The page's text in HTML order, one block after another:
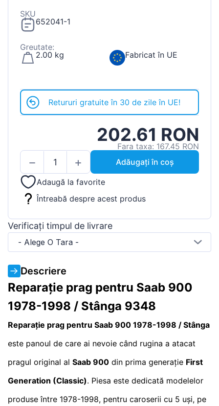
SKU
652041-1
Greutate:
2.00 kg
Fabricat în UE
Retururi gratuite în 30 de zile în UE!
202.61 RON
Fara taxa: 167.45 RON
Adăugați în coș
Adaugă la favorite
Întreabă despre acest produs
Verificați timpul de livrare
- Alege O Tara -
Descriere
Reparație prag pentru Saab 900
1978-1998 / Stânga 9348
Reparație prag pentru Saab 900 1978-1998 / Stânga
este panoul de care ai nevoie când rugina a atacat
pragul original al Saab 900 din prima generație First
Generation (Classic). Piesa este dedicată modelelor
produse între 1978-1998, pentru caroserii cu 5 uși, pe